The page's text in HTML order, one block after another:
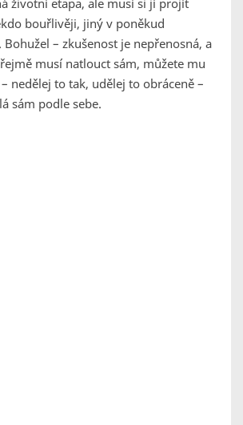
životní etapa, ale musí si jí projít
bouřlivěji, jiný v poněkud
– zkušenost je nepřenosná, a
musí natlouct sám, můžete mu
nedělej to tak, udělej to obráceně –
sám podle sebe.